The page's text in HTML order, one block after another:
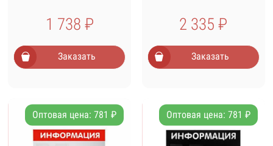
1 738 ₽
Заказать
2 335 ₽
Заказать
Оптовая цена: 781 ₽ Оптовая цена: 781 ₽